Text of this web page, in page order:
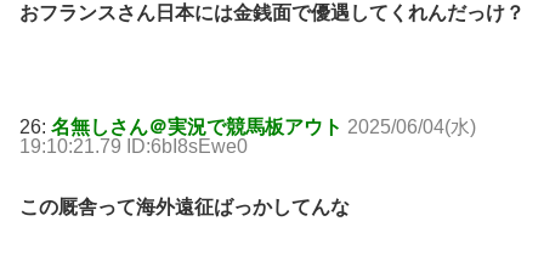
おフランスさん日本には金銭面で優遇してくれんだっけ？
26: 名無しさん＠実況で競馬板アウト 2025/06/04(水)
19:10:21.79 ID:6bI8sEwe0
この厩舎って海外遠征ばっかしてんな